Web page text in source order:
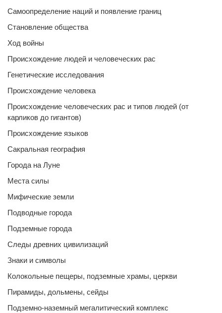
Самоопределение наций и появление границ
Становление общества
Ход войны
Происхождение людей и человеческих рас
Генетические исследования
Происхождение человека
Происхождение человеческих рас и типов людей (от
карликов до гигантов)
Происхождение языков
Сакральная география
Города на Луне
Места силы
Мифические земли
Подводные города
Подземные города
Следы древних цивилизаций
Знаки и символы
Колокольные пещеры, подземные храмы, церкви
Пирамиды, дольмены, сейды
Подземно-наземный мегалитический комплекс